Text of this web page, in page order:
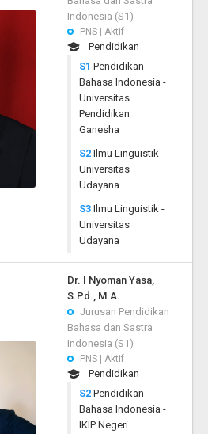
Indonesia (S1)
PNS | Aktif
Pendidikan
S1 Pendidikan
Bahasa Indonesia -
Universitas
Pendidikan
Ganesha
S2 Ilmu Linguistik -
Universitas
Udayana
S3 Ilmu Linguistik -
Universitas
Udayana
Dr. I Nyoman Yasa,
S.Pd., M.A.
Jurusan Pendidikan
Bahasa dan Sastra
Indonesia (S1)
PNS | Aktif
Pendidikan
S2 Pendidikan
Bahasa Indonesia -
IKIP Negeri